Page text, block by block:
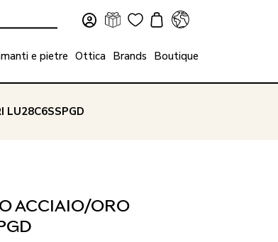
e pietre Ottica Brands Boutique
LU28C6SSPGD
ACCIAIO/ORO